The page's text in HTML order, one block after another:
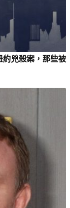
兇殺案，那些被